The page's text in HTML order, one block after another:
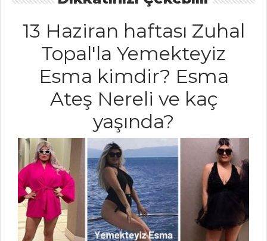
HAMUR İŞLERI
PALMİER
KURABİYE
SEBZELİ YUFKA
PİZZA
ARNAVUT
Hamur İşleri Tüm
Tarifleri
İÇECEKLER
Naneli Ayran
13 Haziran haftası Zuhal
Topal'la Yemekteyiz
Esma kimdir? Esma
Ateş Nereli ve kaç
yaşında?